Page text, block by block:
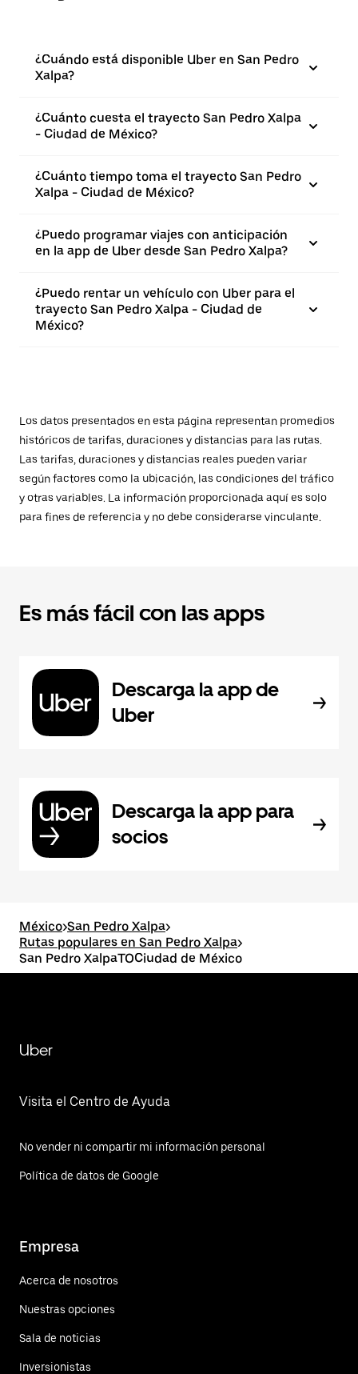
¿Cuándo está disponible Uber en San Pedro
Xalpa?
¿Cuánto cuesta el trayecto San Pedro Xalpa
- Ciudad de México?
¿Cuánto tiempo toma el trayecto San Pedro
Xalpa - Ciudad de México?
¿Puedo programar viajes con anticipación
en la app de Uber desde San Pedro Xalpa?
¿Puedo rentar un vehículo con Uber para el
trayecto San Pedro Xalpa - Ciudad de
México?
Los datos presentados en esta página representan promedios
históricos de tarifas, duraciones y distancias para las rutas.
Las tarifas, duraciones y distancias reales pueden variar
según factores como la ubicación, las condiciones del tráfico
y otras variables. La información proporcionada aquí es solo
para fines de referencia y no debe considerarse vinculante.
Es más fácil con las apps
Descarga la app de
Uber
Descarga la app para
socios
México>San Pedro Xalpa>
Rutas populares en San Pedro Xalpa>
San Pedro XalpaTOCiudad de México
Uber
Visita el Centro de Ayuda
No vender ni compartir mi información personal
Política de datos de Google
Empresa
Acerca de nosotros
Nuestras opciones
Sala de noticias
Inversionistas